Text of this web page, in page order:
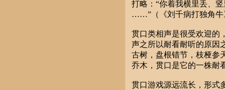
打略：“你着我横里丢、
……”（《刘千病打独角牛
贯口类相声是很受欢迎的
声之所以耐看耐听的原因
古树，盘根错节，枝桠参
乔木，贯口是它的一株耐
贯口游戏源远流长，形式